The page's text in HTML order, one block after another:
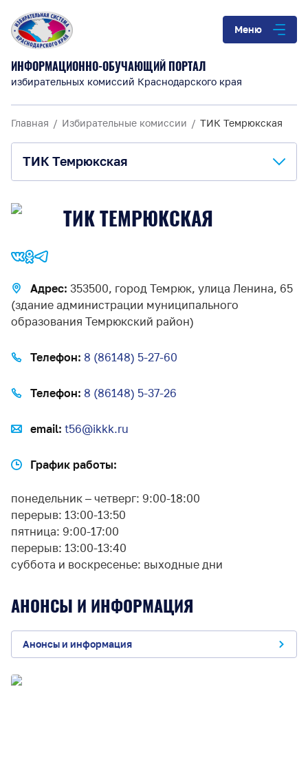
Меню
ИНФОРМАЦИОННО-ОБУЧАЮЩИЙ ПОРТАЛ
избирательных комиссий Краснодарского края
Главная Избирательные комиссии ТИК Темрюкская
ТИК Темрюкская
Материалы для обучения
Повышение правовой культуры
ТИК ТЕМРЮКСКАЯ
Адрес: 353500, город Темрюк, улица Ленина, 65
(здание администрации муниципального
образования Темрюкский район)
Телефон: 8 (86148) 5-27-60
Телефон: 8 (86148) 5-37-26
email: t56@ikkk.ru
График работы:
понедельник – четверг: 9:00-18:00
перерыв: 13:00-13:50
пятница: 9:00-17:00
перерыв: 13:00-13:40
суббота и воскресенье: выходные дни
АНОНСЫ И ИНФОРМАЦИЯ
Анонсы и информация